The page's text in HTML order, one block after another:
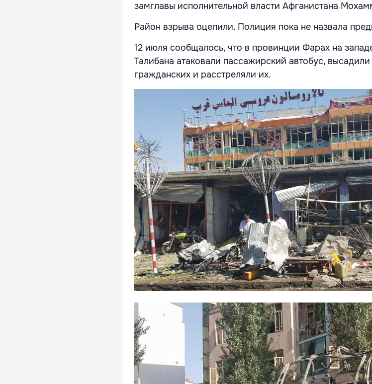
замглавы исполнительной власти Афганистана
Район взрыва оцепили. Полиция пока не назвала
12 июля сообщалось, что в провинции Фарах на
Талибана атаковали пассажирский автобус,
гражданских и расстреляли их.